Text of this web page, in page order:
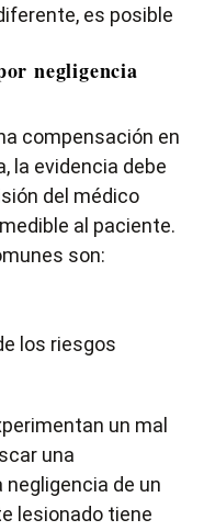
es posible
negligencia
compensación en
la evidencia debe
del médico
al paciente.
son:
los riesgos
un mal
una
de un
lesionado tiene